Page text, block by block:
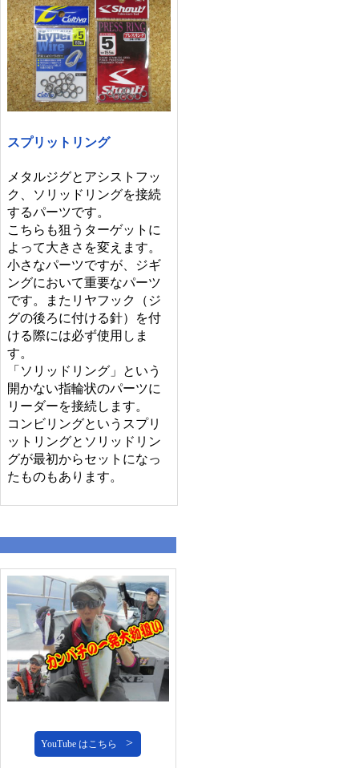
スプリットリング
メタルジグとアシストフッ
ク、ソリッドリングを接続
するパーツです。
こちらも狙うターゲットに
よって大きさを変えます。
小さなパーツですが、ジギ
ングにおいて重要なパーツ
です。またリヤフック（ジ
グの後ろに付ける針）を付
ける際には必ず使用しま
す。
「ソリッドリング」という
開かない指輪状のパーツに
リーダーを接続します。
コンビリングというスプリ
ットリングとソリッドリン
グが最初からセットになっ
たものもあります。
YouTube はこちら